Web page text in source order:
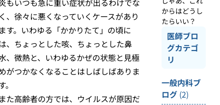
もいつも急に重い症状が出るわけでな
、徐々に悪くなっていくケースがあり
す。いわゆる「かかりたて」の頃に
、ちょっとした咳、ちょっとした鼻
、微熱と、いわゆるかぜの状態と見極
がつかなくなることはしばしばありま
。
た高齢者の方では、ウイルスが原因だ
からはどうし
たらいい？
医師ブロ
グカテゴ
リ
一般内科ブ
ログ (2)